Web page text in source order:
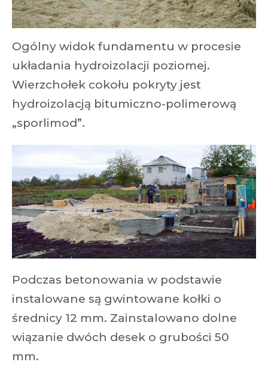
Ogólny widok fundamentu w procesie
układania hydroizolacji poziomej.
Wierzchołek cokołu pokryty jest
hydroizolacją bitumiczno-polimerową
„sporlimod”.
Podczas betonowania w podstawie
instalowane są gwintowane kołki o
średnicy 12 mm. Zainstalowano dolne
wiązanie dwóch desek o grubości 50
mm.